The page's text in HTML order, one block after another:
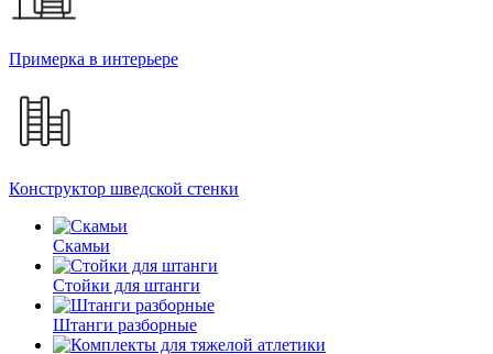
Примерка в интерьере
Конструктор шведской стенки
Скамьи
Стойки для штанги
Штанги разборные